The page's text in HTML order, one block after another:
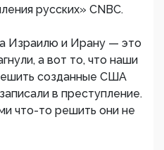
русских» CNBC.
Израилю и Ирану — это
а вот то, что наши
созданные США
в преступление.
что-то решить они не